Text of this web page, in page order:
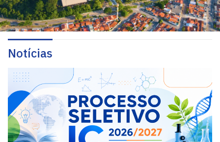
Notícias